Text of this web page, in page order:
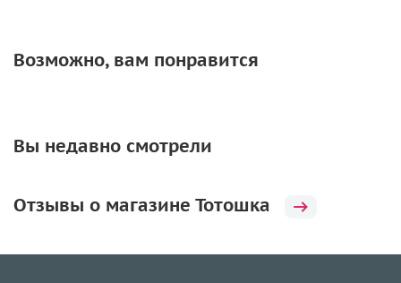
Возможно, вам понравится
Вы недавно смотрели
Отзывы о магазине Тотошка